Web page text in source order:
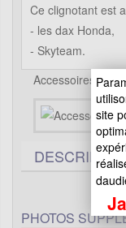
Ce clignotant est
- les dax Honda,
- Skyteam.
Accessoires
PHOTOS
site